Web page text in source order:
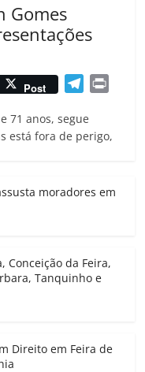
Gomes
Post
l
e
a
n
71 anos, segue
está fora de perigo,
moradores em
Conceição da Feira,
Tanquinho e
Direito em Feira de